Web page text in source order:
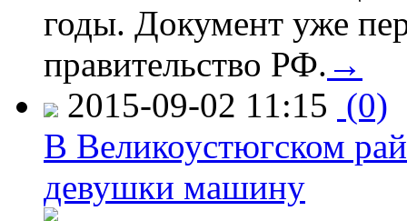
годы. Документ уже
правительство РФ. →
2015-09-02 11:15 (0)
В Великоустюгском
девушки машину